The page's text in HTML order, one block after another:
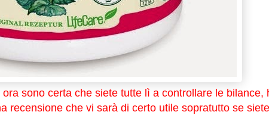
sono certa che siete tutte lì a controllare le bilance,
recensione che vi sarà di certo utile sopratutto se siete